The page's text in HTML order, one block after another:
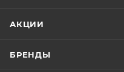
АКЦИИ
БРЕНДЫ